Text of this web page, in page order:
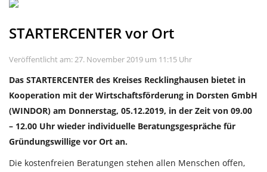
STARTERCENTER vor Ort
Veröffentlicht am: 27. November 2019 um 11:15 Uhr
Das STARTERCENTER des Kreises Recklinghausen bietet in
Kooperation mit der Wirtschaftsförderung in Dorsten GmbH
(WINDOR) am Donnerstag, 05.12.2019, in der Zeit von 09.00
– 12.00 Uhr wieder individuelle Beratungsgespräche für
Gründungswillige vor Ort an.
Die kostenfreien Beratungen stehen allen Menschen offen,